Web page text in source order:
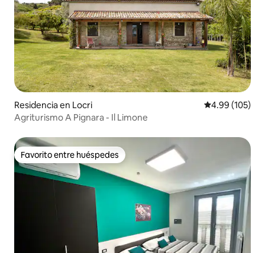
Residencia en Locri Calificación
4.99 (105)
Agriturismo A Pignara - Il Limone
Favorito entre huéspedes
Favorito entre huéspedes